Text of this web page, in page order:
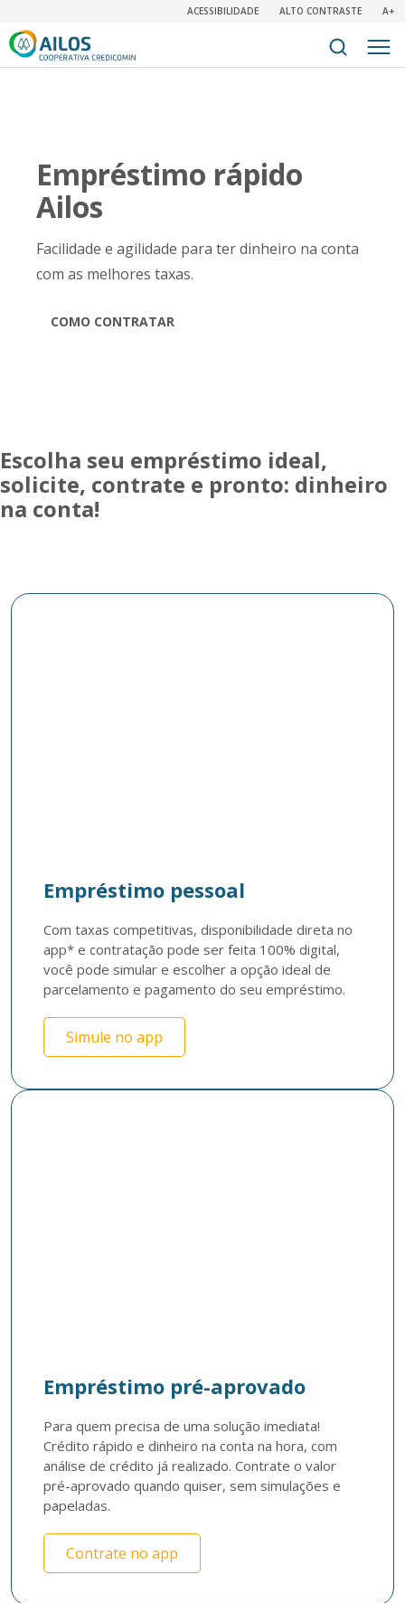
ACESSIBILIDADE ALTO CONTRASTE A+
Empréstimo rápido
Ailos
Facilidade e agilidade para ter dinheiro na conta
com as melhores taxas.
COMO CONTRATAR
Escolha seu empréstimo ideal,
solicite, contrate e pronto: dinheiro
na conta!
Empréstimo pessoal
Com taxas competitivas, disponibilidade direta no
app* e contratação pode ser feita 100% digital,
você pode simular e escolher a opção ideal de
parcelamento e pagamento do seu empréstimo.
Simule no app
Empréstimo pré-aprovado
Para quem precisa de uma solução imediata!
Crédito rápido e dinheiro na conta na hora, com
análise de crédito já realizado. Contrate o valor
pré-aprovado quando quiser, sem simulações e
papeladas.
Contrate no app